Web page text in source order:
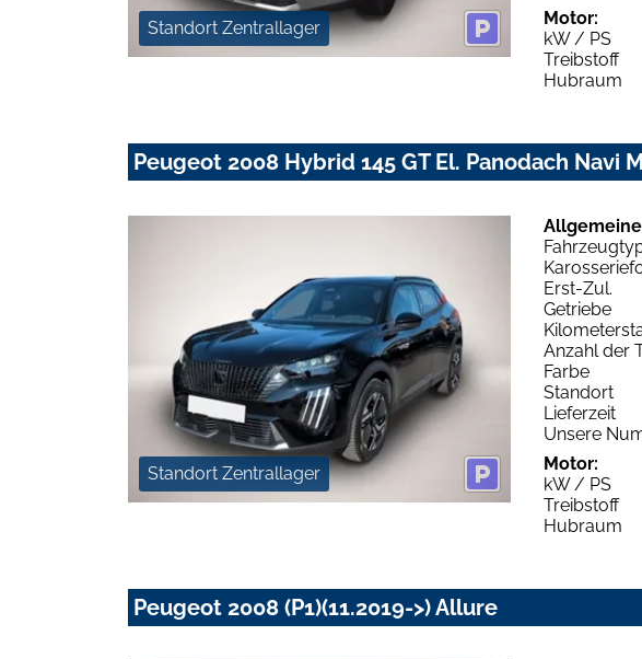
Standort Zentrallager
Motor:
kW / PS
Treibstoff
Hubraum
Peugeot 2008 Hybrid 145 GT El. Panodach Navi
Standort Zentrallager
Erst-Zul.
Getriebe
Anzahl der
Farbe
Standort
Lieferzeit
Unsere
Motor:
kW / PS
Treibstoff
Hubraum
Peugeot 2008 (P1)(11.2019->) Allure